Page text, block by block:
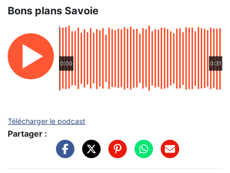
Bons plans Savoie
0:00 0:31
Télécharger le podcast
Partager :